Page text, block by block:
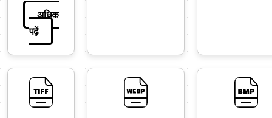
अधिक
पढ़ें